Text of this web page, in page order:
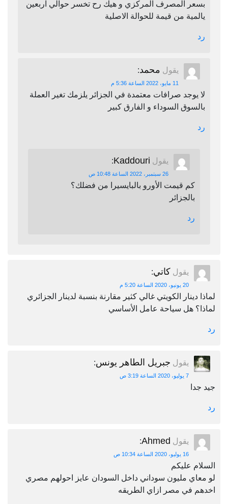
بسعر المصرف المركزي و هيك رح تخسر حوالي اربعين
يالمية من قيمة للحوالة الاصلية
رد
يقول محمد:
11 مايو، 2022 الساعة 5:36 م
لا يوجد صرافات معتمدة في الجزائر يلزمك تغير العملة
بالسوق السوداء و الفارق كبير
رد
يقول Kaddouri
:
26 سبتمبر، 2022 الساعة 10:48 ص
كم قيمت الأورو بالبايسيرا من فضلك؟
بالجزائر
رد
يقول كاتي:
20 يونيو، 2020 الساعة 5:20 م
لماذا دينار الكويتي غالي كثير مقارنة بنسبة لدينار الجزائري
لماذا؟ هل سياحة عامل الأساسي
رد
يقول جبريل الطاهر يونس:
7 يوليو، 2020 الساعة 3:19 ص
جيد جدا
رد
يقول Ahmed
:
16 يوليو، 2020 الساعة 10:34 ص
السلام عليكم
لو معاي مليون سوداني داخل السودان عايز احولهم مصري
اخدهم في مصر ازاي الطريقه